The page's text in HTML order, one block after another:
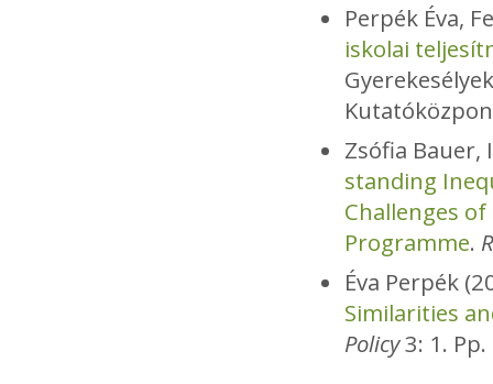
Perpék Éva,
iskolai
Zsófia Bauer,
standing
Challenges
Programme.
Éva Perpék
Similarities
Policy3: 1. Pp.